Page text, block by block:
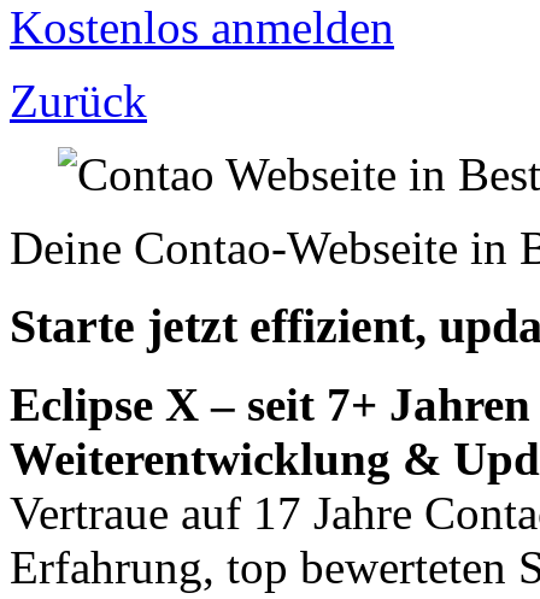
Kostenlos anmelden
Zurück
Deine Contao-Webseite in
Starte jetzt effizient,
Eclipse X – seit 7+ Jahren
Weiterentwicklung &
Vertraue auf 17 Jahre
Erfahrung, top bewerteten